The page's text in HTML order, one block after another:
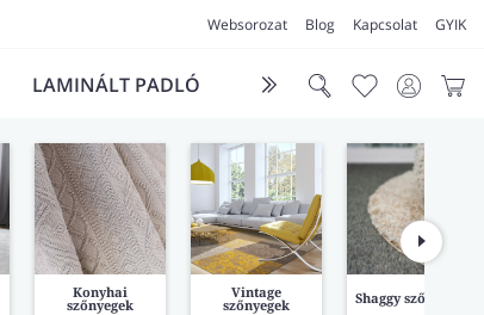
Websorozat Blog Kapcsolat GYIK
LAMINÁLT PADLÓ FUTÓSZŐNYEG
Konyhai
szőnyegek
Vintage
szőnyegek Shaggy szőnyegek